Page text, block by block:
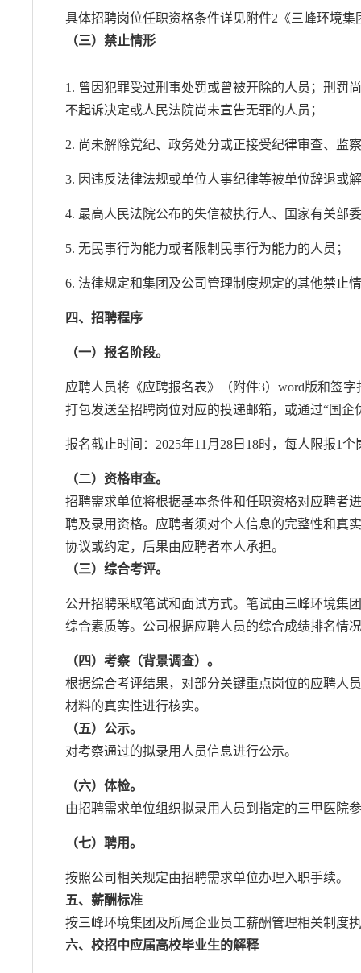
具体招聘岗位任职资格条件详见附件2《三峰环境
（三）禁止情形
1. 曾因犯罪受过刑事处罚或曾被开除的人员；刑罚
不起诉决定或人民法院尚未宣告无罪的人员；
2. 尚未解除党纪、政务处分或正接受纪律审查、监
3. 因违反法律法规或单位人事纪律等被单位辞退或
4. 最高人民法院公布的失信被执行人、国家有关部
5. 无民事行为能力或者限制民事行为能力的人员；
6. 法律规定和集团及公司管理制度规定的其他禁止
四、招聘程序
（一）报名阶段。
应聘人员将《应聘报名表》（附件3）word版和签
打包发送至招聘岗位对应的投递邮箱，或通过“国企
报名截止时间：2025年11月28日18时，每人限报1
（二）资格审查。
招聘需求单位将根据基本条件和任职资格对应聘者
聘及录用资格。应聘者须对个人信息的完整性和真
协议或约定，后果由应聘者本人承担。
（三）综合考评。
公开招聘采取笔试和面试方式。笔试由三峰环境集
综合素质等。公司根据应聘人员的综合成绩排名情
（四）考察（背景调查）。
根据综合考评结果，对部分关键重点岗位的应聘人
材料的真实性进行核实。
（五）公示。
对考察通过的拟录用人员信息进行公示。
（六）体检。
由招聘需求单位组织拟录用人员到指定的三甲医院
（七）聘用。
按照公司相关规定由招聘需求单位办理入职手续。
五、薪酬标准
按三峰环境集团及所属企业员工薪酬管理相关制度
六、校招中应届高校毕业生的解释